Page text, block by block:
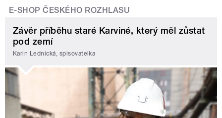
E-SHOP ČESKÉHO ROZHLASU
Závěr příběhu staré Karviné, který měl zůstat
pod zemí
Karin Lednická, spisovatelka